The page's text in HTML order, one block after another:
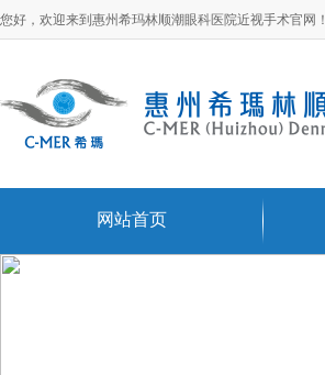
您好，欢迎来到惠州希玛林顺潮眼科医院近视手术官网！
网站首页